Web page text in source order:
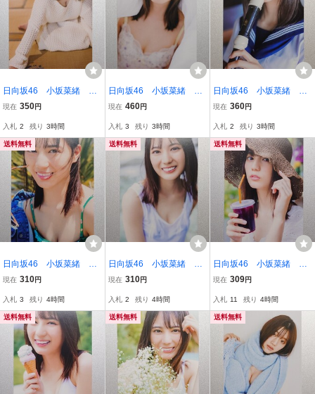
日向坂46 小坂菜緒 写
真集『君は誰？』 書店別
ppi・HMV)
現在 350円
入札 2 残り 3時間
日向坂46 小坂菜緒 写
真集『君は誰？』 書店別
UTAYA)
現在 460円
入札 3 残り 3時間
日向坂46 小坂菜緒 写
真集『君は誰？』封入ポ
現在 360円
入札 2 残り 3時間
送料無料
日向坂46 小坂菜緒 写
真集『君は誰？』封入ポ
現在 310円
入札 3 残り 4時間
送料無料
日向坂46 小坂菜緒 写
真集『君は誰？』封入ポ
現在 310円
入札 2 残り 4時間
送料無料
日向坂46 小坂菜緒 写
真集『君は誰？』封入ポ
現在 309円
入札 11 残り 4時間
送料無料 送料無料 送料無料